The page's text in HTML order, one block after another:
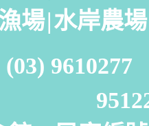
場|水岸農場
(03)